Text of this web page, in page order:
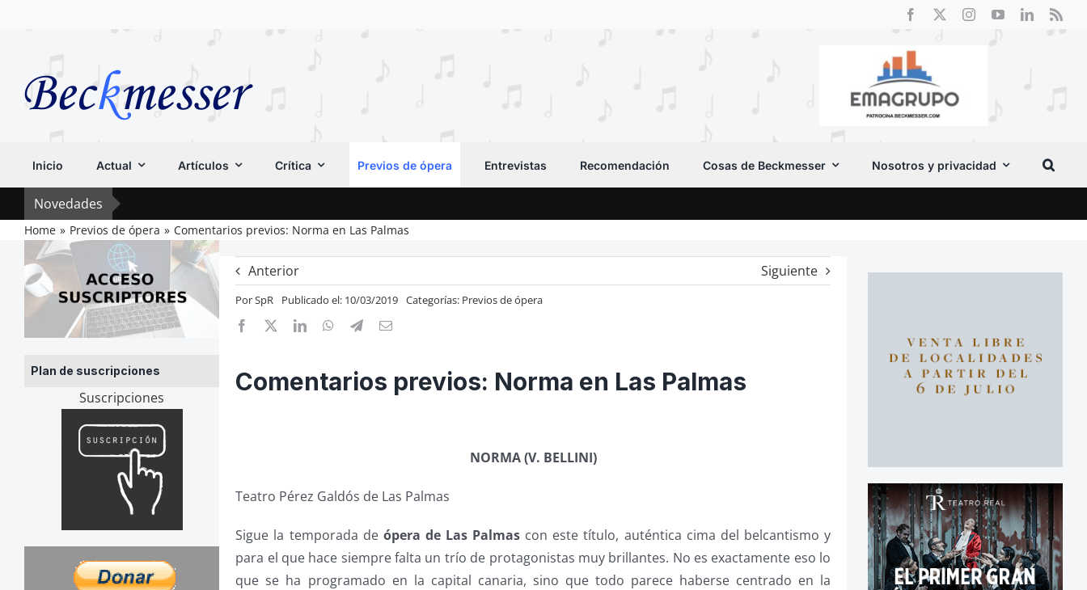
Inicio Actual Artículos Crítica Previos de ópera Entrevistas Recomendación Cosas de Beckmesser Nosotros y privacidad
Novedades
Home Previos de ópera Comentarios previos: Norma en Las Palmas
Plan de suscripciones
Suscripciones
Anterior Siguiente
PorSpR Publicado el: 10/03/2019 Categorías: Previos de ópera
Comentarios previos: Norma en Las Palmas
NORMA (V. BELLINI)
Teatro Pérez Galdós de Las Palmas
Sigue la temporada de ópera de Las Palmas con este título, auténtica cima del belcantismo y
para el que hace siempre falta un trío de protagonistas muy brillantes. No es exactamente eso lo
que se ha programado en la capital canaria, sino que todo parece haberse centrado en la